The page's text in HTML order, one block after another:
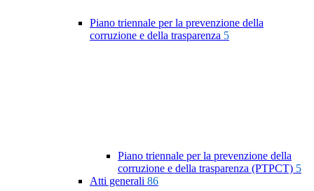
Piano triennale per la prevenzione della
corruzione e della trasparenza 5
Piano triennale per la prevenzione della
corruzione e della trasparenza (PTPCT) 5
Atti generali 86